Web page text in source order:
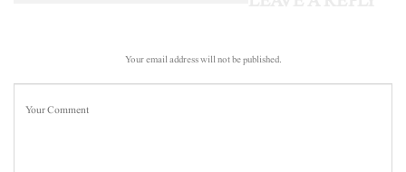
Your email address will not be published.